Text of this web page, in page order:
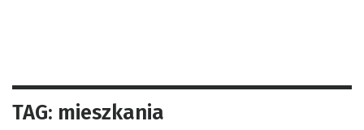
TAG: mieszkania